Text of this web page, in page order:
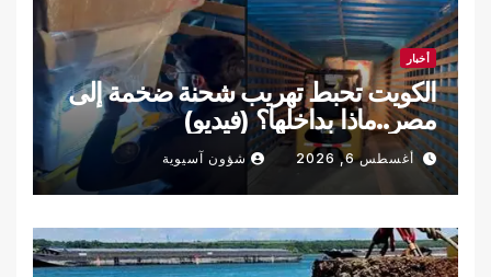
أخبار
الكويت تحبط تهريب شحنة ضخمة إلى
مصر..ماذا بداخلها؟ (فيديو)
أغسطس 6, 2026 شؤون آسيوية